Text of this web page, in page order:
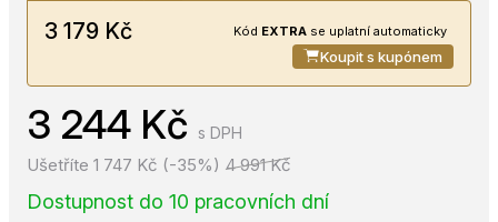
3 179 Kč Kód EXTRA se uplatní automaticky
Koupit s kupónem
3 244 Kč s DPH
4 991 Kč
Ušetříte 1 747 Kč (-35%)
Dostupnost do 10 pracovních dní